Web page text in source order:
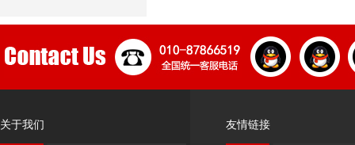
关于我们 友情链接